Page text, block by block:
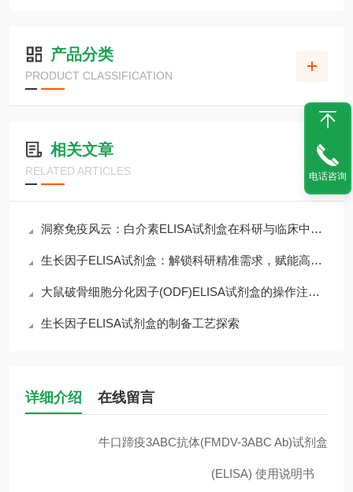
产品分类
PRODUCT CLASSIFICATION
相关文章
RELATED ARTICLES
洞察免疫风云：白介素ELISA试剂盒在科研与临床中的核心价值
生长因子ELISA试剂盒：解锁科研精准需求，赋能高效检测核心优势
大鼠破骨细胞分化因子(ODF)ELISA试剂盒的操作注意事项
生长因子ELISA试剂盒的制备工艺探索
详细介绍 在线留言
牛口蹄疫3ABC抗体(FMDV-3ABC Ab)试剂盒
(ELISA) 使用说明书
电话咨询